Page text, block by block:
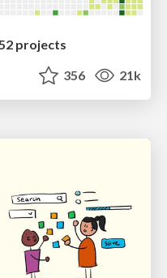
projects
356 21k